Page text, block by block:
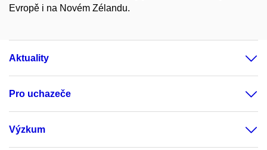
Evropě i na Novém Zélandu.
Aktuality
Pro uchazeče
Výzkum